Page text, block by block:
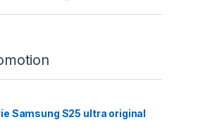
Samsung S25 ultra original